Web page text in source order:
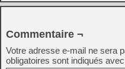
Commentaire ¬
Votre adresse e-mail ne sera
obligatoires sont indiqués avec